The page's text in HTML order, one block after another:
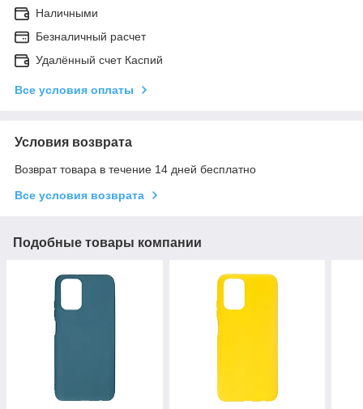
Наличными
Безналичный расчет
Удалённый счет Каспий
Все условия оплаты
Условия возврата
Возврат товара в течение 14 дней бесплатно
Все условия возврата
Подобные товары компании